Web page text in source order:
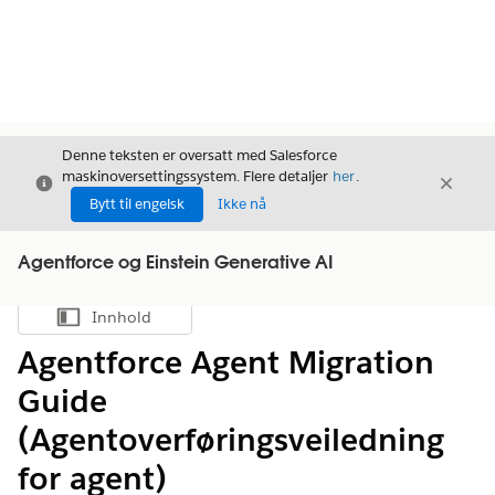
Avslutt
Denne teksten er oversatt med Salesforce
maskinoversettingssystem. Flere detaljer her.
Bytt til engelsk
Ikke nå
Avslutt
Agentforce og Einstein Generative AI
Vis innholdsfortegnelse
Innhold
Agentforce Agent Migration
Guide
(Agentoverføringsveiledning
for agent)